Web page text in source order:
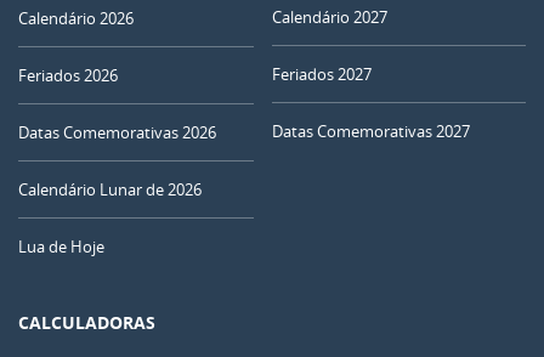
Calendário 2026
Feriados 2026
Datas Comemorativas 2026
Calendário Lunar de 2026
Lua de Hoje
Calendário 2027
Feriados 2027
Datas Comemorativas 2027
CALCULADORAS